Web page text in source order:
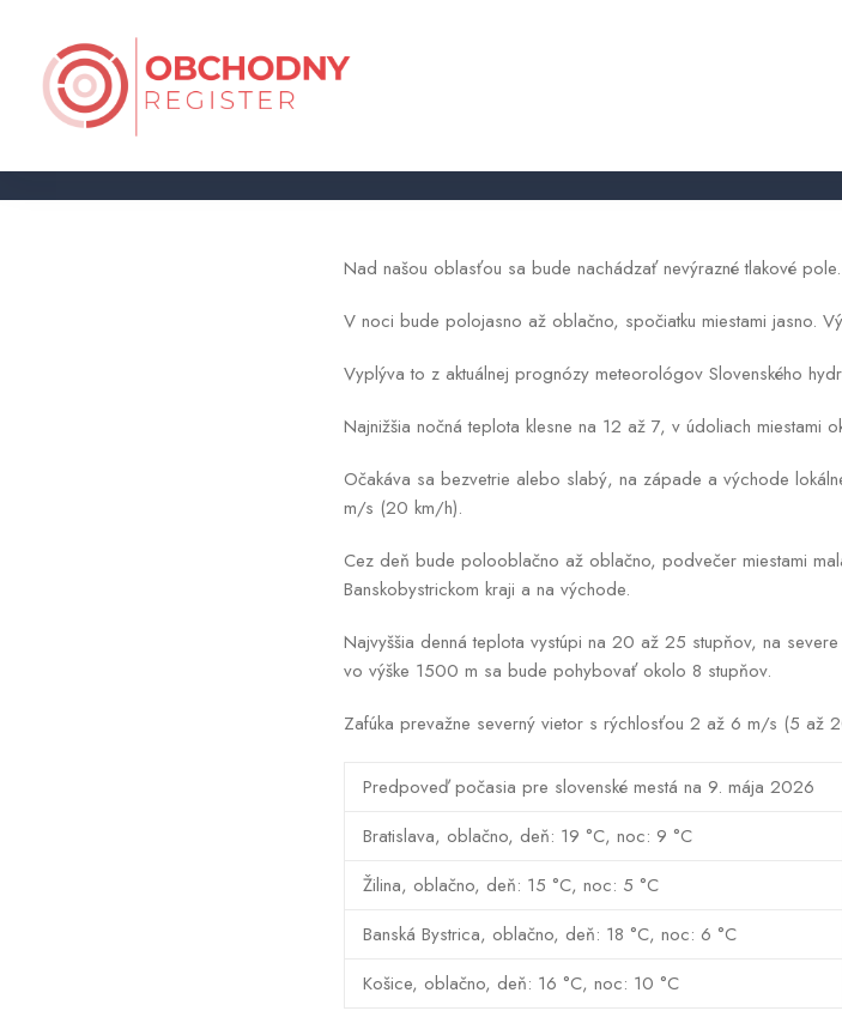
Nad našou oblasťou sa bude nachádzať nevýrazné tlakové pole.
V noci bude polojasno až oblačno, spočiatku miestami jasno.
Vyplýva to z aktuálnej prognózy meteorológov Slovenského
Najnižšia nočná teplota klesne na 12 až 7, v údoliach miestami
Očakáva sa bezvetrie alebo slabý, na západe a východe
m/s (20 km/h).
Cez deň bude polooblačno až oblačno, podvečer miestami
Banskobystrickom kraji a na východe.
Najvyššia denná teplota vystúpi na 20 až 25 stupňov, na
vo výške 1500 m sa bude pohybovať okolo 8 stupňov.
Zafúka prevažne severný vietor s rýchlosťou 2 až 6 m/s (5 až
Predpoveď počasia pre slovenské mestá na 9. mája 2026
Bratislava, oblačno, deň: 19 °C, noc: 9 °C
Žilina, oblačno, deň: 15 °C, noc: 5 °C
Banská Bystrica, oblačno, deň: 18 °C, noc: 6 °C
Košice, oblačno, deň: 16 °C, noc: 10 °C